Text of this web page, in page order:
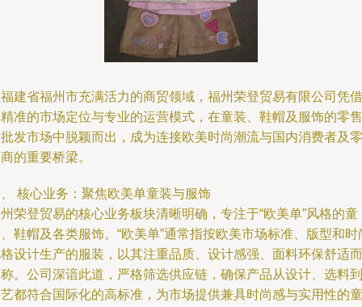
建省福州市充满活力的商贸领域，福州荣登贸易有限公司凭借
准的市场定位与专业的运营模式，在童装、鞋帽及服饰的零售
发市场中脱颖而出，成为连接欧美时尚潮流与国内消费者及零
的重要桥梁。
核心业务：聚焦欧美单童装与服饰
荣登贸易的核心业务板块清晰明确，专注于“欧美单”风格的童
鞋帽及各类服饰。“欧美单”通常指按欧美市场标准、版型和时
设计生产的服装，以其注重品质、设计感强、面料环保舒适而
。公司深谙此道，严格筛选供应链，确保产品从设计、选料到
都符合国际化的高标准，为市场提供兼具时尚感与实用性的童